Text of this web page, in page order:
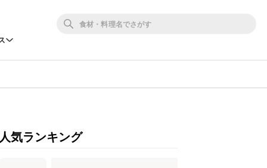
人気ランキング